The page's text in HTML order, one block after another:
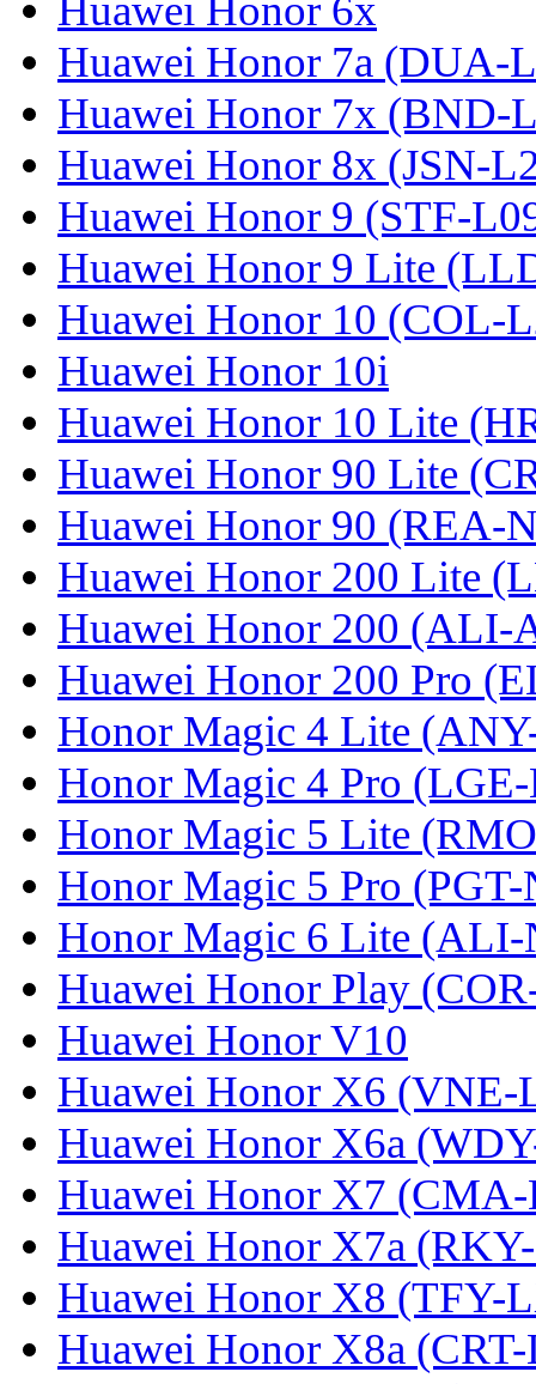
Huawei Honor 6x
Huawei Honor 7a (DUA-
Huawei Honor 7x (BND-
Huawei Honor 8x (JSN-
Huawei Honor 9 (STF-
Huawei Honor 9 Lite
Huawei Honor 10 (COL-
Huawei Honor 10i
Huawei Honor 10 Lite
Huawei Honor 90 Lite
Huawei Honor 90 (REA-
Huawei Honor 200 Lite
Huawei Honor 200 (ALI-
Huawei Honor 200 Pro
Honor Magic 4 Lite
Honor Magic 4 Pro
Honor Magic 5 Lite
Honor Magic 5 Pro
Honor Magic 6 Lite
Huawei Honor Play
Huawei Honor V10
Huawei Honor X6 (VNE-
Huawei Honor X6a
Huawei Honor X7
Huawei Honor X7a
Huawei Honor X8 (TFY-
Huawei Honor X8a